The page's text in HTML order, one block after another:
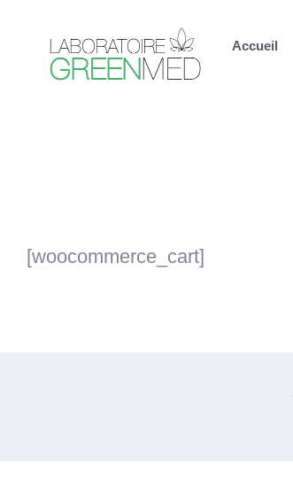
contenu
Accueil
[woocommerce_cart]